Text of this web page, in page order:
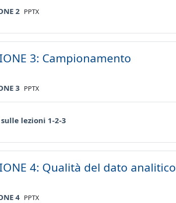
2 File
PPTX
3: Campionamento
3 File
PPTX
sulle lezioni 1-2-3
4: Qualità del dato analitico
4 File
PPTX